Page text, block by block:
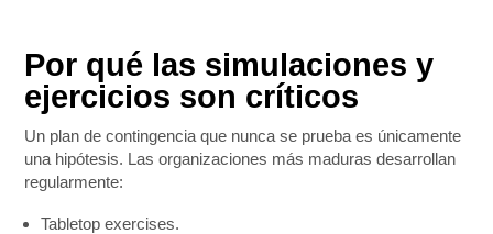
Por qué las simulaciones y
ejercicios son críticos
Un plan de contingencia que nunca se prueba es únicamente
una hipótesis. Las organizaciones más maduras desarrollan
regularmente:
Tabletop exercises.